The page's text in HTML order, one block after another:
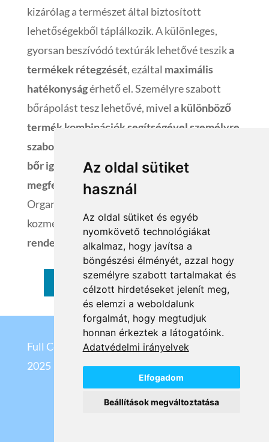
Az oldal sütiket
használ
Az oldal sütiket és egyéb
nyomkövető technológiákat
alkalmaz, hogy javítsa a
böngészési élményét, azzal hogy
személyre szabott tartalmakat és
célzott hirdetéseket jelenít meg,
és elemzi a weboldalunk
forgalmát, hogy megtudjuk
honnan érkeztek a látogatóink.
Adatvédelmi irányelvek
Elfogadom
Beállítások megváltoztatása
kizárólag a természet által biztosított
lehetőségekből táplálkozik. A különleges,
gyorsan beszívódó textúrák lehetővé teszika
termékek rétegzését, ezáltal maximális
hatékonyságérhető el. Személyre szabott
bőrápolást tesz lehetővé, mivel a különböző
termék kombinációk segítségével személyre
szabott kezelési program
bőr igényeinek és szükségleteinek
megfelelően.
Organikus hatóanyagon alapuló
kozmetikumok, agyártó Ecocert minősítéssel
rendelkezik.
VISSZA A KATEGÓRIÁKHOZ
Full Cosmetix Kft©
2025